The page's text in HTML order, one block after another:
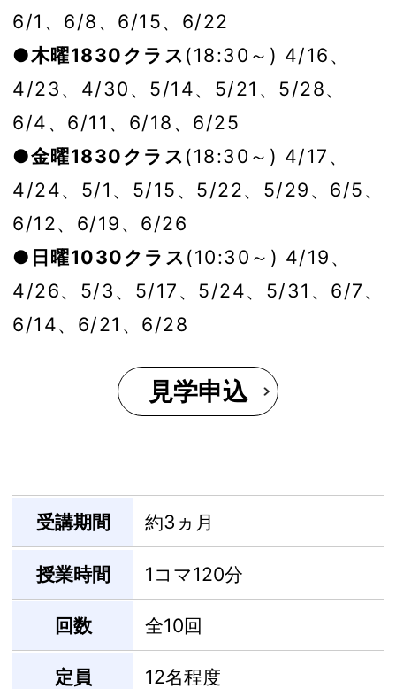
6/1、6/8、6/15、6/22
●木曜1830クラス(18:30～) 4/16、
4/23、4/30、5/14、5/21、5/28、
6/4、6/11、6/18、6/25
●金曜1830クラス(18:30～) 4/17、
4/24、5/1、5/15、5/22、5/29、6/5、
6/12、6/19、6/26
●日曜1030クラス(10:30～) 4/19、
4/26、5/3、5/17、5/24、5/31、6/7、
6/14、6/21、6/28
見学申込
受講期間 約3ヵ月
授業時間 1コマ120分
回数 全10回
定員 12名程度